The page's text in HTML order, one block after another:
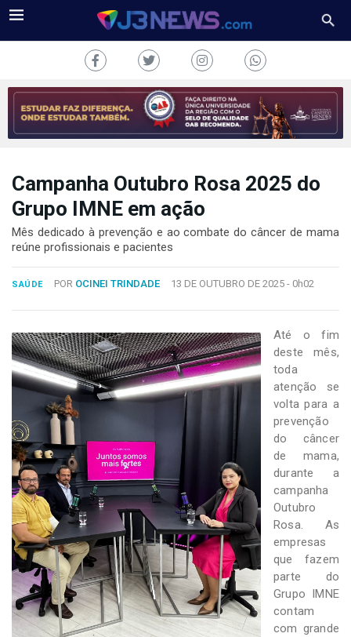
J3NEWS
COLUNAS
FALE
2024
Desenvolvido
por
Tecnologia
Sistemas
Campanha Outubro Rosa 2025 do
Grupo IMNE em ação
Mês dedicado à prevenção e ao combate do câncer de mama
reúne profissionais e pacientes
SAÚDE POR OCINEI TRINDADE 13 DE OUTUBRO DE 2025 - 0h02
Até o fim
deste mês,
toda
atenção se
volta para a
prevenção
do câncer
de mama,
durante a
campanha
Outubro
Rosa. As
empresas
que fazem
parte do
Grupo IMNE
contam
com grande